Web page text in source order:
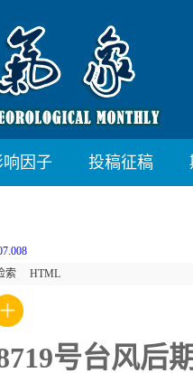
响因子 投稿征稿
索 HTML
号台风后